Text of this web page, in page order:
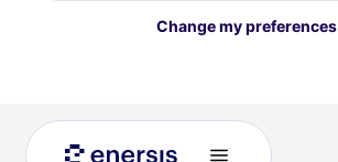
Change my preferences
Blog